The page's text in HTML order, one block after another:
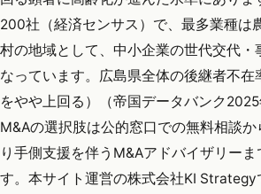
200社（経済センサス）で、最多業種は
村の地域として、中小企業の世代交代・
なっています。広島県全体の後継者不在
をやや上回る）（帝国データバンク2025
M&Aの選択肢は公的窓口での無料相談
り手側支援を伴うM&Aアドバイザリーま
す。本サイト運営の株式会社KI Strategy